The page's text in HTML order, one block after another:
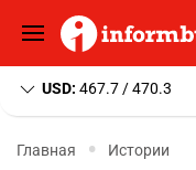
USD: 467.7 / 470.3
Главная Истории